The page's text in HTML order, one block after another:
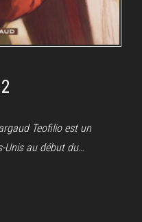
Teofilio est un
Unis au début du…